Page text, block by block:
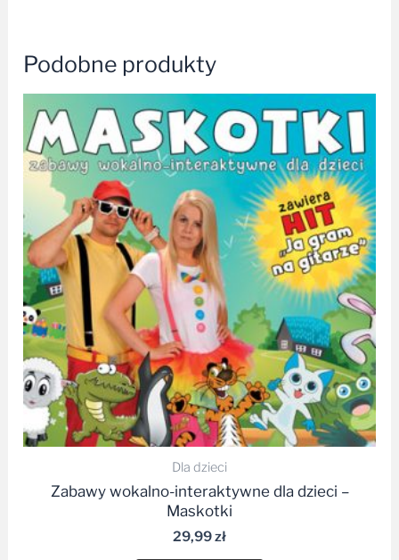
Podobne produkty
Dla dzieci
Zabawy wokalno-interaktywne dla dzieci –
Maskotki
29,99zł